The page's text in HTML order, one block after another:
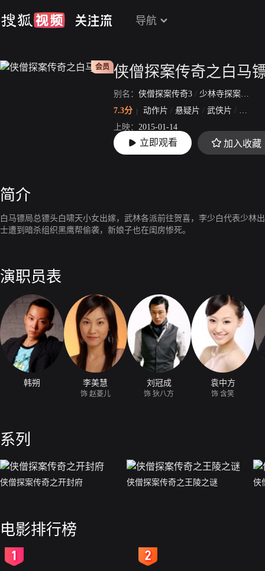
导航
会员 侠僧探案传奇之白马
别名： 侠僧探案传奇3 / 少林寺探案传奇之白马镖局
7.3分
动作片 / 悬疑片 / 武侠片 / 古装片
上映： 2015-01-14
片长： 83分56秒
立即观看 加入收藏
简介
白马镖局总镖头白啸天小女出嫁，武林各派前往贺喜，李少白代表少林
士遭到暗杀组织黑鹰帮偷袭，新娘子也在闺房惨死。
演职员表
韩朔 李美慧
饰 赵菱儿
刘冠成
饰 狄八方
袁中方
饰 含笑
系列
侠僧探案传奇之开封府 侠僧探案传奇之王陵之谜 侠
电影排行榜